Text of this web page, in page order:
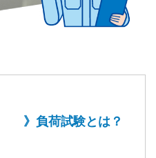
》負荷試験とは？